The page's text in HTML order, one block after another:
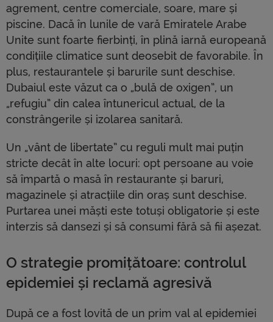
agrement, centre comerciale, soare, mare și
piscine. Dacă în lunile de vară Emiratele Arabe
Unite sunt foarte fierbinți, în plină iarnă europeană
condițiile climatice sunt deosebit de favorabile. În
plus, restaurantele și barurile sunt deschise.
Dubaiul este văzut ca o „bulă de oxigen”, un
„refugiu” din calea întunericul actual, de la
constrângerile și izolarea sanitară.
Un „vânt de libertate” cu reguli mult mai puțin
stricte decât în ​​alte locuri: opt persoane au voie
să împartă o masă în restaurante și baruri,
magazinele și atracțiile din oraș sunt deschise.
Purtarea unei măști este totuși obligatorie și este
interzis să dansezi și să consumi fără să fii așezat.
O strategie promițătoare: controlul
epidemiei și reclamă agresivă
După ce a fost lovită de un prim val al epidemiei